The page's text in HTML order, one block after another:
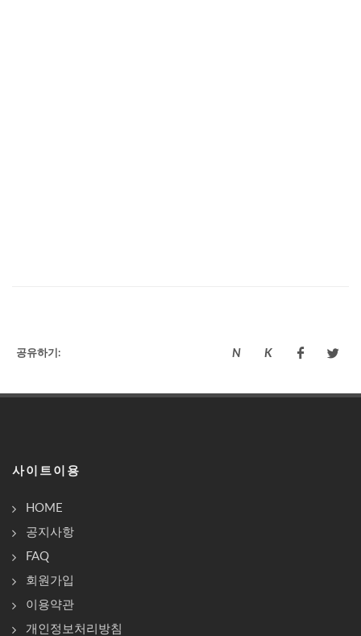
공유하기: N K
사이트이용
HOME
공지사항
FAQ
회원가입
이용약관
개인정보처리방침